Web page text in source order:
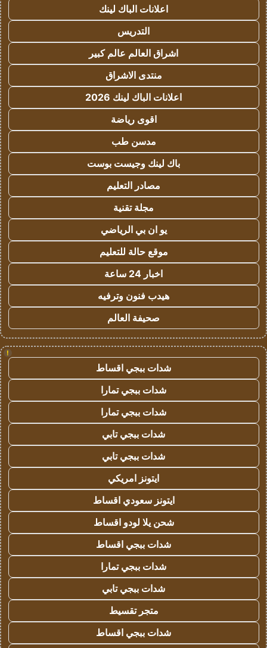
اعلانات الباك لينك
التدريس
اشراق العالم عالم كبير
منتدى الاشراق
اعلانات الباك لينك 2026
اقوى رياضة
مدسن طب
باك لينك وجيست بوست
مصادر التعليم
مجلة تقنية
يو ان بي الرياضي
موقع حالة للتعليم
اخبار 24 ساعة
هيدب فنون وترفيه
صحيفة العالم
!
شدات ببجي اقساط
شدات ببجي تمارا
شدات ببجي تمارا
شدات ببجي تابي
شدات ببجي تابي
ايتونز امريكي
ايتونز سعودي اقساط
شحن يلا لودو اقساط
شدات ببجي اقساط
شدات ببجي تمارا
شدات ببجي تابي
متجر تقسيط
شدات ببجي اقساط